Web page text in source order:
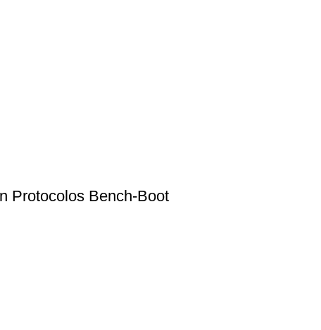
Protocolos Bench-Boot